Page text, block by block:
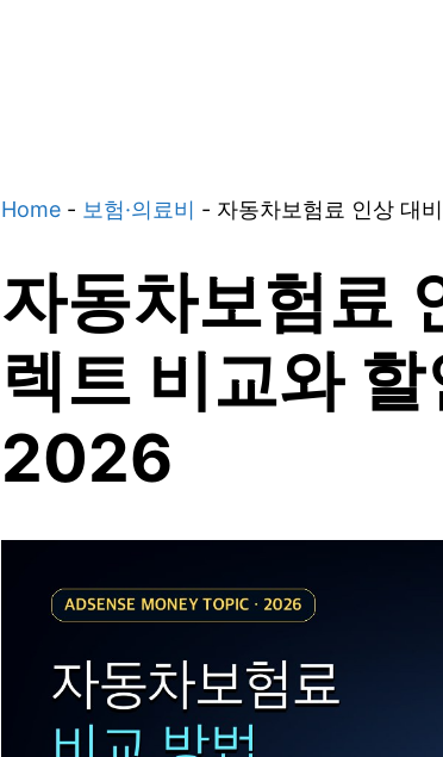
Home - 보험·의료비 - 자동차보험료 인상 대
자동차보험료
렉트 비교와
2026